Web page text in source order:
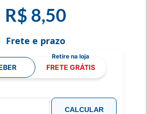
R$ 8,50
Frete e prazo
FRETE GRÁTIS
CALCULAR